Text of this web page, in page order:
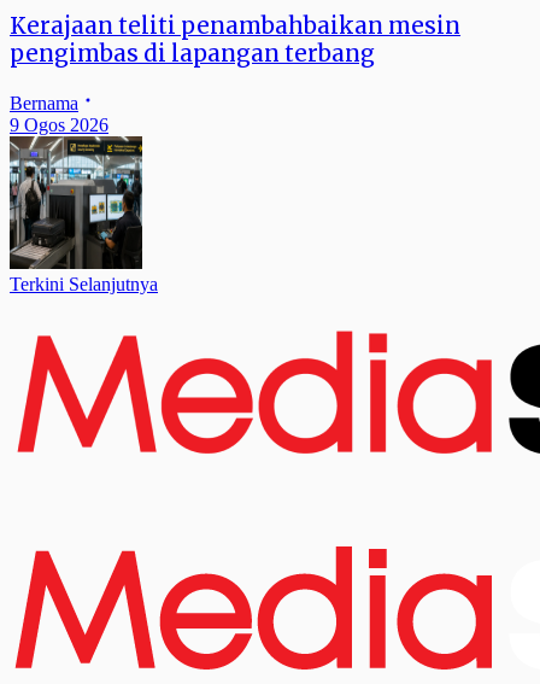
Kerajaan teliti penambahbaikan mesin
pengimbas di lapangan terbang
Bernama
9 Ogos 2026
Terkini Selanjutnya